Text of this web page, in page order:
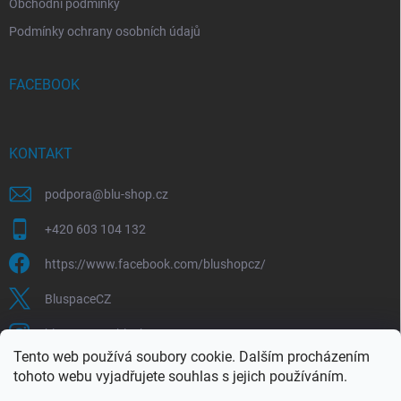
Tento web používá soubory cookie. Dalším procházením
tohoto webu vyjadřujete souhlas s jejich používáním.
Obchodní podmínky
Podmínky ochrany osobních údajů
FACEBOOK
KONTAKT
podpora@blu-shop.cz
+420 603 104 132
https://www.facebook.com/blushopcz/
BluspaceCZ
bluspace.cz_blushop.cz